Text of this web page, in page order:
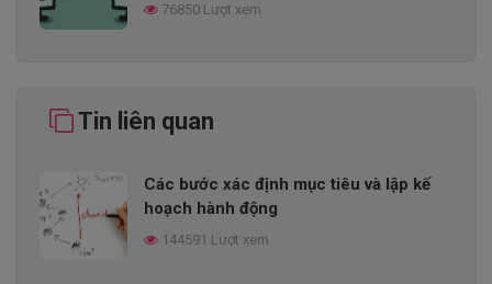
76850 Lượt xem
74413 Lượt xem
EPE là gì? Điều kiện và quy trình thành
lập doanh nghiệp EPE
Tin liên quan
Các bước xác định mục tiêu và lập kế
hoạch hành động
144591 Lượt xem